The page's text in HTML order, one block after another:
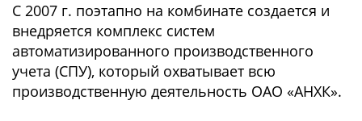
С 2007 г. поэтапно на комбинате создается и
внедряется комплекс систем
автоматизированного производственного
учета (СПУ), который охватывает всю
производственную деятельность ОАО «АНХК».